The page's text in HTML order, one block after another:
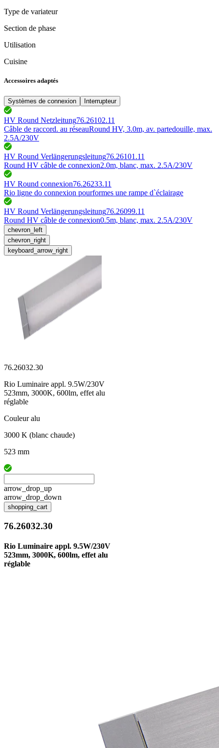
Type de variateur
Section de phase
Utilisation
Cuisine
Accessoires adaptés
Systèmes de connexion Interrupteur
HV Round Netzleitung76.26102.11
Câble de raccord. au réseauRound HV, 3.0m, av. partedouille, max.
2.5A/230V
HV Round Verlängerungsleitung76.26101.11
Round HV câble de connexion2.0m, blanc, max. 2.5A/230V
HV Round connexion76.26233.11
Rio ligne do connexion pourformes une rampe d`éclairage
HV Round Verlängerungsleitung76.26099.11
Round HV câble de connexion0.5m, blanc, max. 2.5A/230V
chevron_left
chevron_right
keyboard_arrow_right
76.26032.30
Rio Luminaire appl. 9.5W/230V
523mm, 3000K, 600lm, effet alu
réglable
Couleur alu
3000 K (blanc chaude)
523 mm
arrow_drop_up
arrow_drop_down
shopping_cart
76.26032.30
Rio Luminaire appl. 9.5W/230V
523mm, 3000K, 600lm, effet alu
réglable